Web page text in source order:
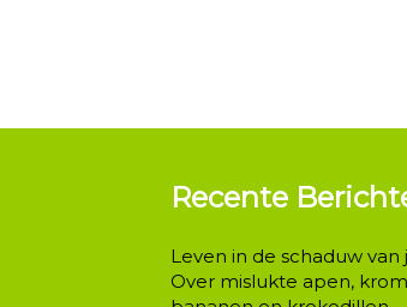
Recente
Leven in de schaduw van
Over mislukte apen,